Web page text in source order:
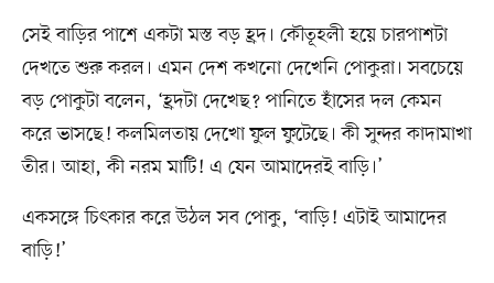
সেই বাড়ির পাশে একটা মস্ত বড় হ্রদ। কৌতূহলী হয়ে চারপাশটা
দেখতে শুরু করল। এমন দেশ কখনো দেখেনি পোকুরা। সবচেয়ে
বড় পোকুটা বলেন, ‘হ্রদটা দেখেছ? পানিতে হাঁসের দল কেমন
করে ভাসছে! কলমিলতায় দেখো ফুল ফুটেছে। কী সুন্দর কাদামাখা
তীর। আহা, কী নরম মাটি! এ যেন আমাদেরই বাড়ি।’
একসঙ্গে চিৎকার করে উঠল সব পোকু, ‘বাড়ি! এটাই আমাদের
বাড়ি!’